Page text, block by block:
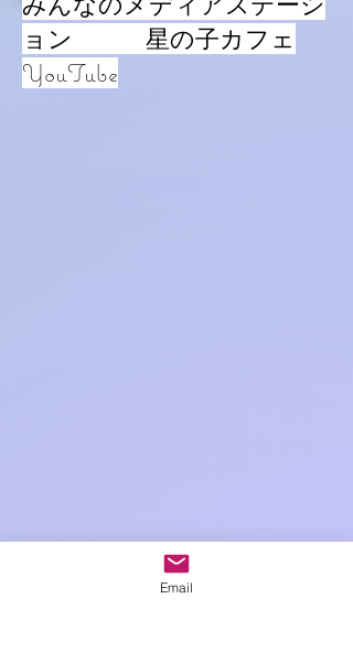
ョン 星の子カフェ
YouTube
Email